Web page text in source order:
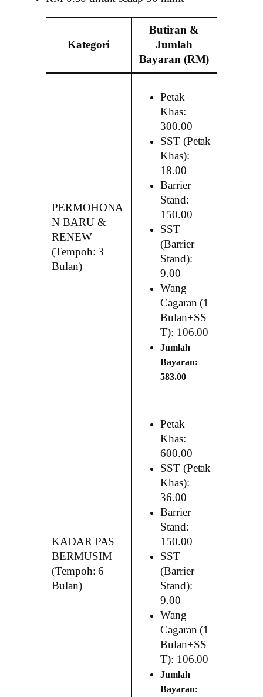
Kategori
Butiran &
Jumlah
Bayaran (RM)
PERMOHONA
N BARU &
RENEW
(Tempoh: 3
Bulan)
Petak
Khas:
300.00
SST (Petak
Khas):
18.00
Barrier
Stand:
150.00
SST
(Barrier
Stand):
9.00
Wang
Cagaran (1
Bulan+SS
T): 106.00
Jumlah
Bayaran:
583.00
KADAR PAS
BERMUSIM
(Tempoh: 6
Bulan)
Petak
Khas:
600.00
SST (Petak
Khas):
36.00
Barrier
Stand:
150.00
SST
(Barrier
Stand):
9.00
Wang
Cagaran (1
Bulan+SS
T): 106.00
Jumlah
Bayaran: